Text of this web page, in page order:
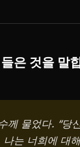
은 것을 말
께 물었다. “당
나는 너희에 대